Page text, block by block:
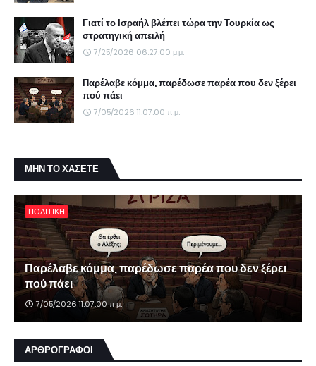
Γιατί το Ισραήλ βλέπει τώρα την Τουρκία ως
στρατηγική απειλή
7/25/2026 06:27:00 μ.μ.
Παρέλαβε κόμμα, παρέδωσε παρέα που δεν ξέρει
πού πάει
7/05/2026 11:07:00 π.μ.
ΜΗΝ ΤΟ ΧΑΣΕΤΕ
ΠΟΛΙΤΙΚΗ
Παρέλαβε κόμμα, παρέδωσε παρέα που δεν ξέρει
πού πάει
7/05/2026 11:07:00 π.μ.
ΑΡΘΡΟΓΡΑΦΟΙ